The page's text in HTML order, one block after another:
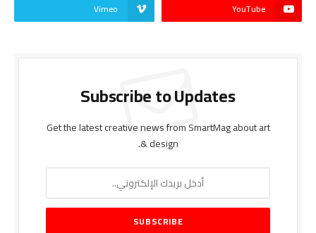
YouTube
Vimeo
Subscribe to Updates
Get the latest creative news from SmartMag about art
& design.